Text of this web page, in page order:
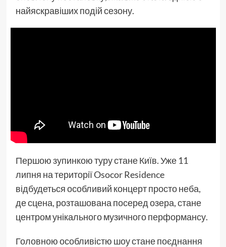
найяскравіших подій сезону.
Першою зупинкою туру стане Київ. Уже 11
липня на території Osocor Residence
відбудеться особливий концерт просто неба,
де сцена, розташована посеред озера, стане
центром унікального музичного перформансу.
Головною особливістю шоу стане поєднання